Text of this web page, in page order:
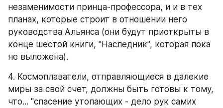
незаменимости принца-профессора, и и в тех
планах, которые строит в отношении него
руководства Альянса (они будут приоткрыты в
конце шестой книги, "Наследник", которая пока
не выложена).
4. Космоплаватели, отправляющиеся в далекие
миры за свой счет, должны быть готовы к тому,
что... "спасение утопающих - дело рук самих